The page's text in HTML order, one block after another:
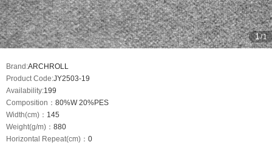
1/1
Brand:ARCHROLL
Product Code:JY2503-19
Availability:199
Composition： 80%W 20%PES
Width(cm)： 145
Weight(g/m)： 880
Horizontal Repeat(cm)： 0